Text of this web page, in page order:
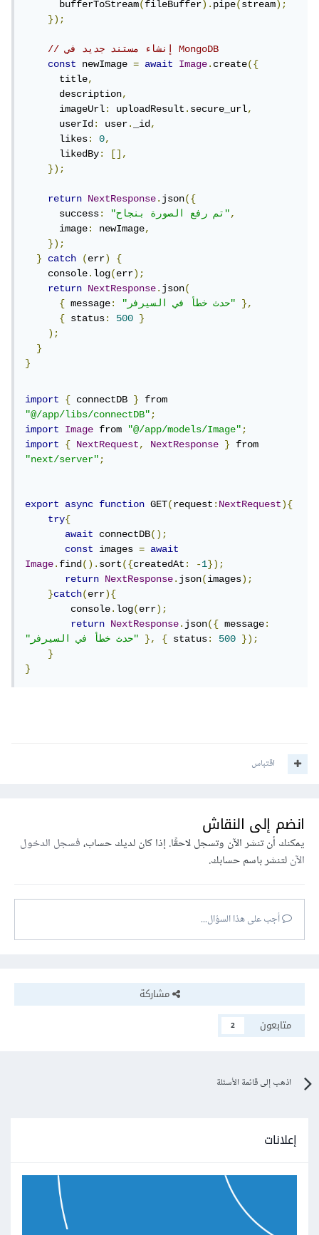
      bufferToStream
(fileBuffer).pipe(stream);
});
// إنشاء مستند جديد في MongoDB
const
newImage = await Image.create({
      title
,
      description
,
      imageUrl
: uploadResult.secure_url,
      userId
: user. _id,
      likes
: 0,
      likedBy
:
[],
});
return NextResponse.json({
      success
: "تم رفع الصورة بنجاح",
      image
: newImage,
});
}
catch (err)
{
    console
.log(err);
return
NextResponse.json(
{ message: "حدث خطأ في السيرفر"
},
{ status: 500
}
);
}
}
import { connectDB }
"@/app/libs/connectDB";
import
Image from "@/app/models/Image";
import
{ NextRequest, NextResponse }
"next/server";
export async function GET(request:NextRequest){
try{
await
connectDB();
const
images =
await
Image.find().sort({createdAt: -1});
return
NextResponse.json(images);
}catch(err){
        console
.log(err);
return
NextResponse.json({ message:
"حدث خطأ في السيرفر"
}, { status: 500
});
}
}
اقتباس
انضم إلى النقاش
يمكنك أن تنشر الآن وتسجل لاحقًا. إذا كان لديك حساب،فسجل الدخول
الآنلتنشر باسم حسابك.
أجب على هذا السؤال...
مشاركة
متابعون
2
اذهب إلى قائمة الأسئلة
إعلانات